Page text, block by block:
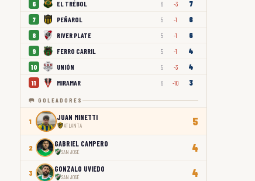
6 EL TRÉBOL 6 -3 7
7 PEÑAROL 5 -1 6
8 RIVER PLATE 5 -1 6
9 FERRO CARRIL 5 -1 4
10 UNIÓN 5 -3 4
11 MIRAMAR 6 -10 3
🥅 GOLEADORES
1 JUAN MINETTI
ATLANTA 5
2 GABRIEL CAMPERO
SAN JOSÉ 4
3 GONZALO UVIEDO
SAN JOSÉ 4